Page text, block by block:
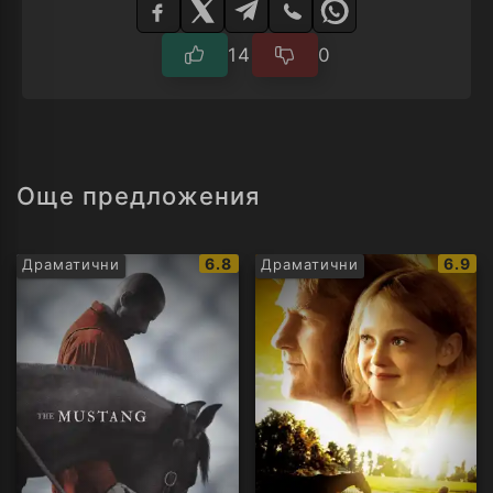
14 0
Още предложения
Драматични
IMDb
рейтинг:
6.8 Драматични
IMDb
6.9